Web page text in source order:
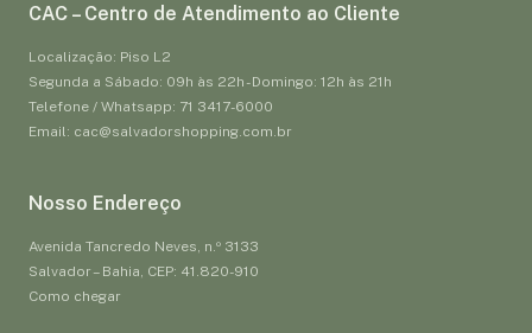
CAC – Centro de Atendimento ao Cliente
Localização: Piso L2
Segunda a Sábado: 09h às 22h - Domingo: 12h às 21h
Telefone / Whatsapp: 71 3417-6000
Email: cac@salvadorshopping.com.br
Nosso Endereço
Avenida Tancredo Neves, n.º 3133
Salvador – Bahia, CEP: 41.820-910
Como chegar